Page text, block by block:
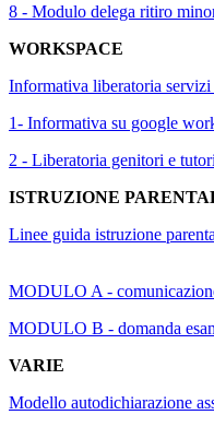
8 - Modulo delega ritiro
WORKSPACE
Informativa liberatoria
1- Informativa su google
2 - Liberatoria genitori e
ISTRUZIONE
Linee guida istruzione
MODULO A -
MODULO B - domanda
VARIE
Modello autodichiarazione